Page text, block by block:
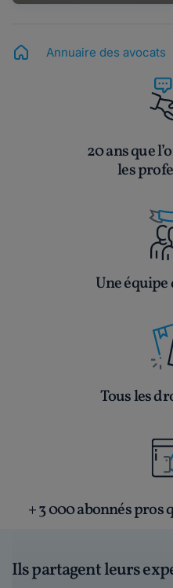
Annuaire des avocats
20 ans que
les
Une
Tous les
+ 3 000 abonnés pros
Ils partagent leurs